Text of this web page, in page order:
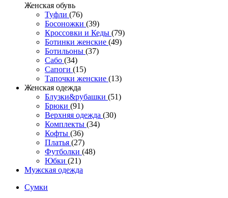
Женcкая обувь
Туфли (76)
Босоножки (39)
Кроссовки и Кеды (79)
Ботинки женские (49)
Ботильоны (37)
Сабо (34)
Сапоги (15)
Тапочки женские (13)
Женская одежда
Блузки&рубашки (51)
Брюки (91)
Верхняя одежда (30)
Комплекты (34)
Кофты (36)
Платья (27)
Футболки (48)
Юбки (21)
Мужская одежда
Сумки